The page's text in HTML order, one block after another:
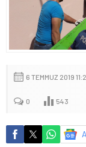
6 TEMMUZ 2019
0 543